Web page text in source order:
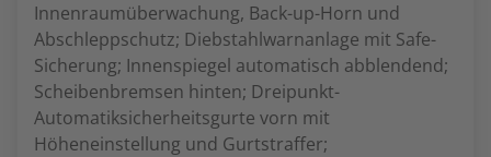
Innenraumüberwachung, Back-up-Horn und
Abschleppschutz; Diebstahlwarnanlage mit Safe-
Sicherung; Innenspiegel automatisch abblendend;
Scheibenbremsen hinten; Dreipunkt-
Automatiksicherheitsgurte vorn mit
Höheneinstellung und Gurtstraffer;